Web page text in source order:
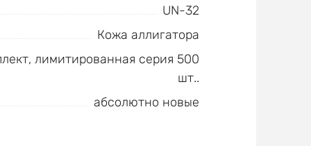
UN-32
Кожа аллигатора
лимитированная серия 500
шт..
абсолютно новые